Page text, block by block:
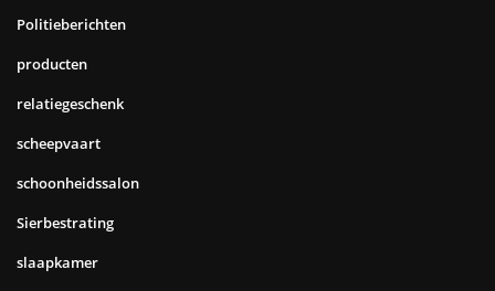
Politieberichten
producten
relatiegeschenk
scheepvaart
schoonheidssalon
Sierbestrating
slaapkamer